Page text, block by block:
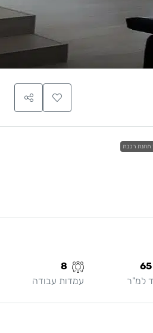
תחנת רכבת
65
למ"ר
8
עמדות עבודה